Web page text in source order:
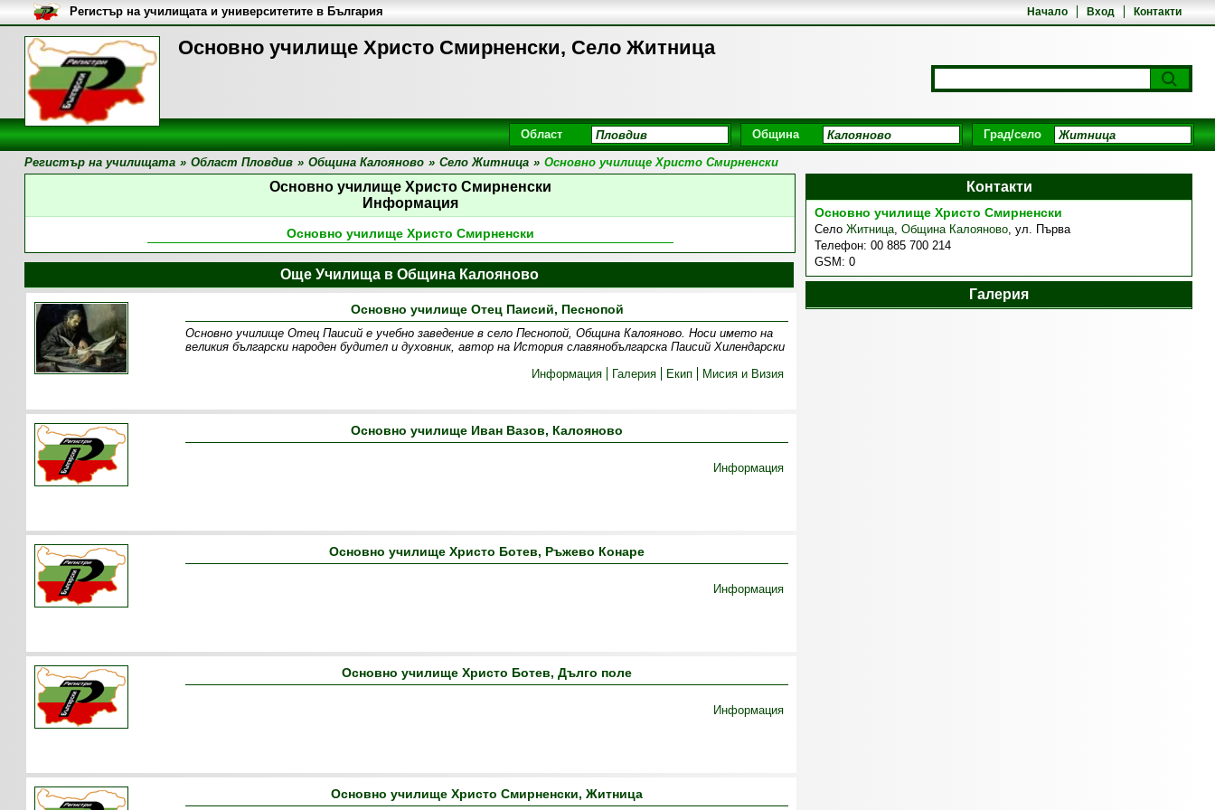
Основно училище Христо Смирненски, Село Житница
Начало Вход Контакти
Регистър на училищата и университетите в България
Област Община Град/село
Регистър на училищата » Област Пловдив » Община Калояново » Село Житница » Основно училище Христо Смирненски
Основно училище Христо Смирненски
Информация
Основно училище Христо Смирненски
Контакти
Основно училище Христо Смирненски
Село Житница, Община Калояново, ул. Първа
Телефон: 00 885 700 214
GSM: 0
Галерия
Още Училища в Община Калояново
Основно училище Отец Паисий, Песнопой
Основно училище Отец Паисий е учебно заведение в село Песнопой, Община Калояново. Носи името на
великия български народен будител и духовник, автор на История славянобългарска Паисий Хилендарски
Информация
Галерия Екип Мисия и Визия
Основно училище Иван Вазов, Калояново
Информация
Основно училище Христо Ботев, Ръжево Конаре
Информация
Основно училище Христо Ботев, Дълго поле
Информация
Основно училище Христо Смирненски, Житница